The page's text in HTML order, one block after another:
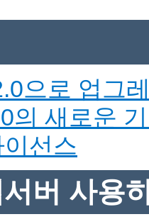
으로 업그
의 새로운
선스
버 사용